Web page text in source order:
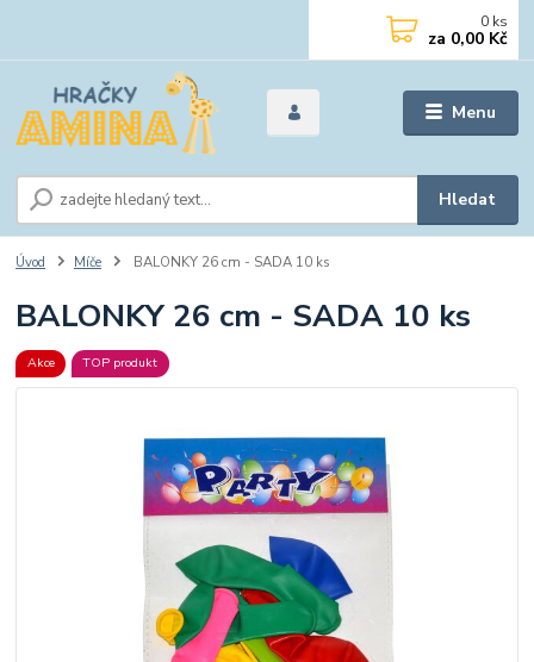
Menu
Hledat
0 ks
za 0,00 Kč
Úvod Míče BALONKY 26 cm - SADA 10 ks
BALONKY 26 cm - SADA 10 ks
Akce TOP produkt